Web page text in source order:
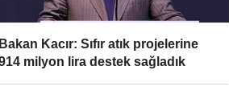
Bakan Kacır: Sıfır atık projelerine
milyon lira destek sağladık